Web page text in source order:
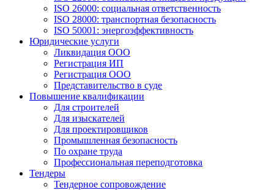
ISO 26000: социальная ответственность
ISO 28000: транспортная безопасность
ISO 50001: энергоэффективность
Юридические услуги
Ликвидация ООО
Регистрация ИП
Регистрация ООО
Представительство в суде
Повышение квалификации
Для строителей
Для изыскателей
Для проектировщиков
Промышленная безопасность
По охране труда
Профессиональная переподготовка
Тендеры
Тендерное сопровождение